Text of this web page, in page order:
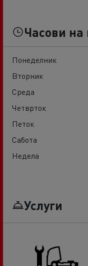
Часови
Понеделник
Вторник
Среда
Четврток
Петок
Сабота
Недела
Услуги